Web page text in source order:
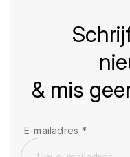
& mis
E-mailadres *